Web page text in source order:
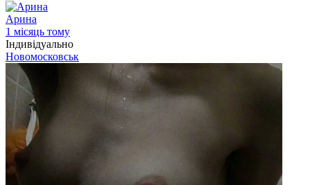
Арина
1 місяць тому
Індивідуально
Новомосковськ